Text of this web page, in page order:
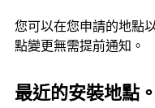
您可以在您申請的地點
點變更無需提前通知。
最近的安裝地點。